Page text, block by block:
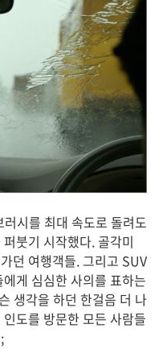
시를 최대 속도로 돌려도
붓기 시작했다. 골각미
던 여행객들. 그리고 SUV
게 심심한 사의를 표하는
생각을 하던 한걸음 더 나
도를 방문한 모든 사람들